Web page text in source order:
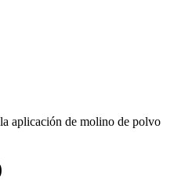
aplicación de molino de polvo